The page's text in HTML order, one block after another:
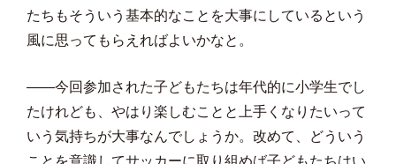
たちもそういう基本的なことを大事にしているという
風に思ってもらえればよいかなと。
――今回参加された子どもたちは年代的に小学生でし
たけれども、やはり楽しむことと上手くなりたいって
いう気持ちが大事なんでしょうか。改めて、どういう
ことを意識してサッカーに取り組めば子どもたちはい